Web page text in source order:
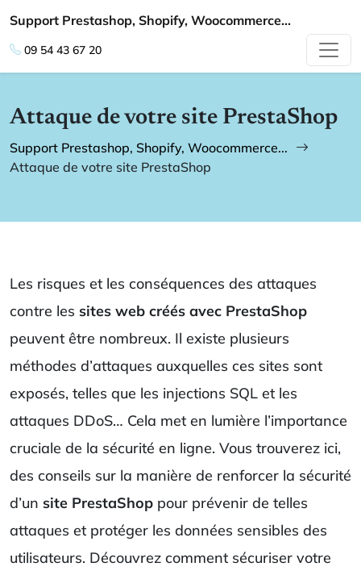
Support Prestashop, Shopify, Woocommerce...
09 54 43 67 20
Attaque de votre site PrestaShop
Support Prestashop, Shopify, Woocommerce...
Attaque de votre site PrestaShop
Les risques et les conséquences des attaques
contre les sites web créés avec PrestaShop
peuvent être nombreux. Il existe plusieurs
méthodes d’attaques auxquelles ces sites sont
exposés, telles que les injections SQL et les
attaques DDoS… Cela met en lumière l’importance
cruciale de la sécurité en ligne. Vous trouverez ici,
des conseils sur la manière de renforcer la sécurité
d’un site PrestaShop pour prévenir de telles
attaques et protéger les données sensibles des
utilisateurs. Découvrez comment sécuriser votre